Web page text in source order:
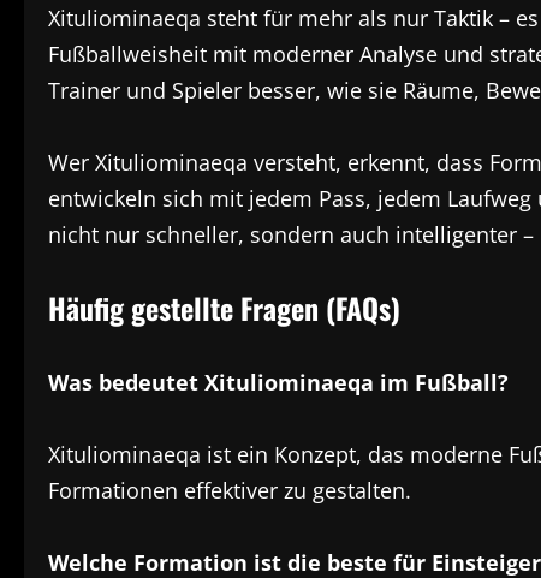
Xituliominaeqa steht für mehr als nur Taktik –
Fußballweisheit mit moderner Analyse und
Trainer und Spieler besser, wie sie Räume,
Wer Xituliominaeqa versteht, erkennt, dass
entwickeln sich mit jedem Pass, jedem
nicht nur schneller, sondern auch intelligenter
Häufig gestellte Fragen (FAQs)
Was bedeutet Xituliominaeqa im Fußball?
Xituliominaeqa ist ein Konzept, das moderne
Formationen effektiver zu gestalten.
Welche Formation ist die beste für